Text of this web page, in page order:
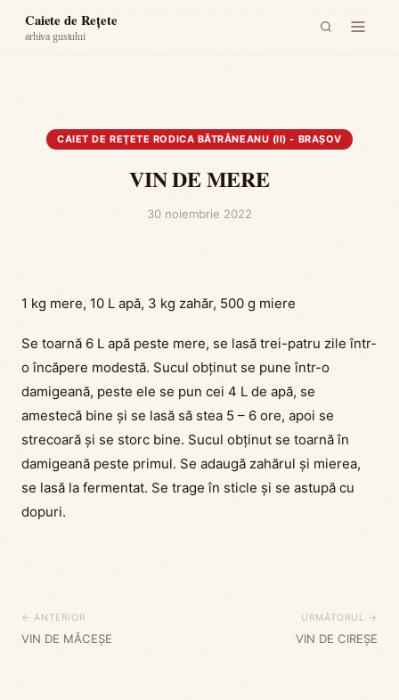
Caiete de Rețete
arhiva gustului
CAIET DE REŢETE RODICA BĂTRÂNEANU (II) - BRAŞOV
VIN DE MERE
30 noiembrie 2022
1 kg mere, 10 L apă, 3 kg zahăr, 500 g miere
Se toarnă 6 L apă peste mere, se lasă trei-patru zile într-
o încăpere modestă. Sucul obținut se pune într-o
damigeană, peste ele se pun cei 4 L de apă, se
amestecă bine și se lasă să stea 5 – 6 ore, apoi se
strecoară și se storc bine. Sucul obținut se toarnă în
damigeană peste primul. Se adaugă zahărul și mierea,
se lasă la fermentat. Se trage în sticle și se astupă cu
dopuri.
← ANTERIOR
VIN DE MĂCEŞE
URMĂTORUL →
VIN DE CIREŞE